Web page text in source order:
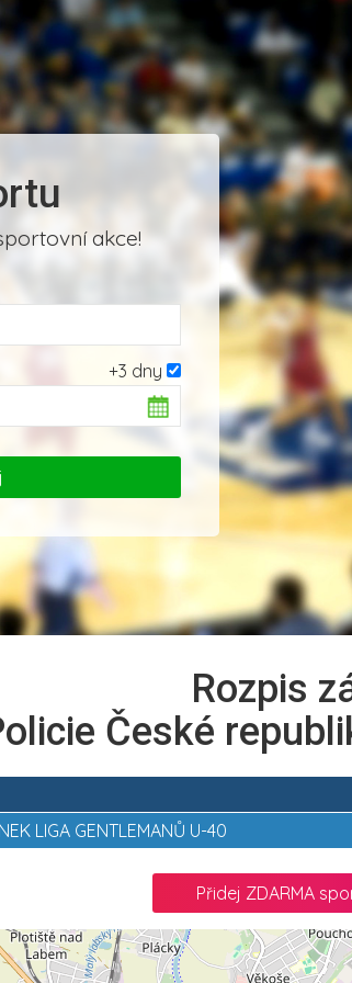
akce!
+3 dny
Rozpis
České
LIGA GENTLEMANŮ U-40
Přidej ZDARMA